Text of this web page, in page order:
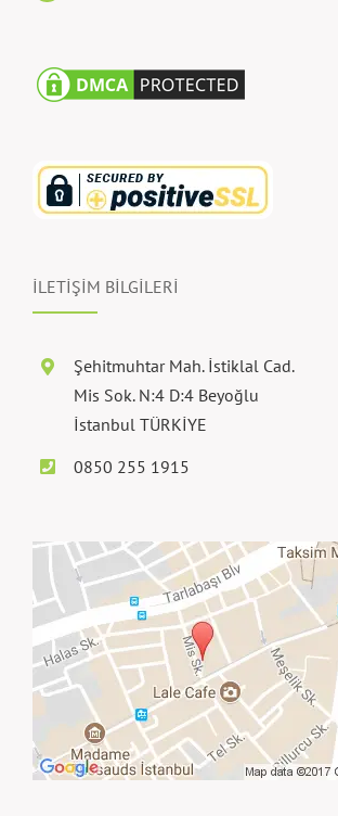
İLETİŞİM BİLGİLERİ
Şehitmuhtar Mah. İstiklal Cad.
Mis Sok. N:4 D:4 Beyoğlu
İstanbul TÜRKİYE
0850 255 1915